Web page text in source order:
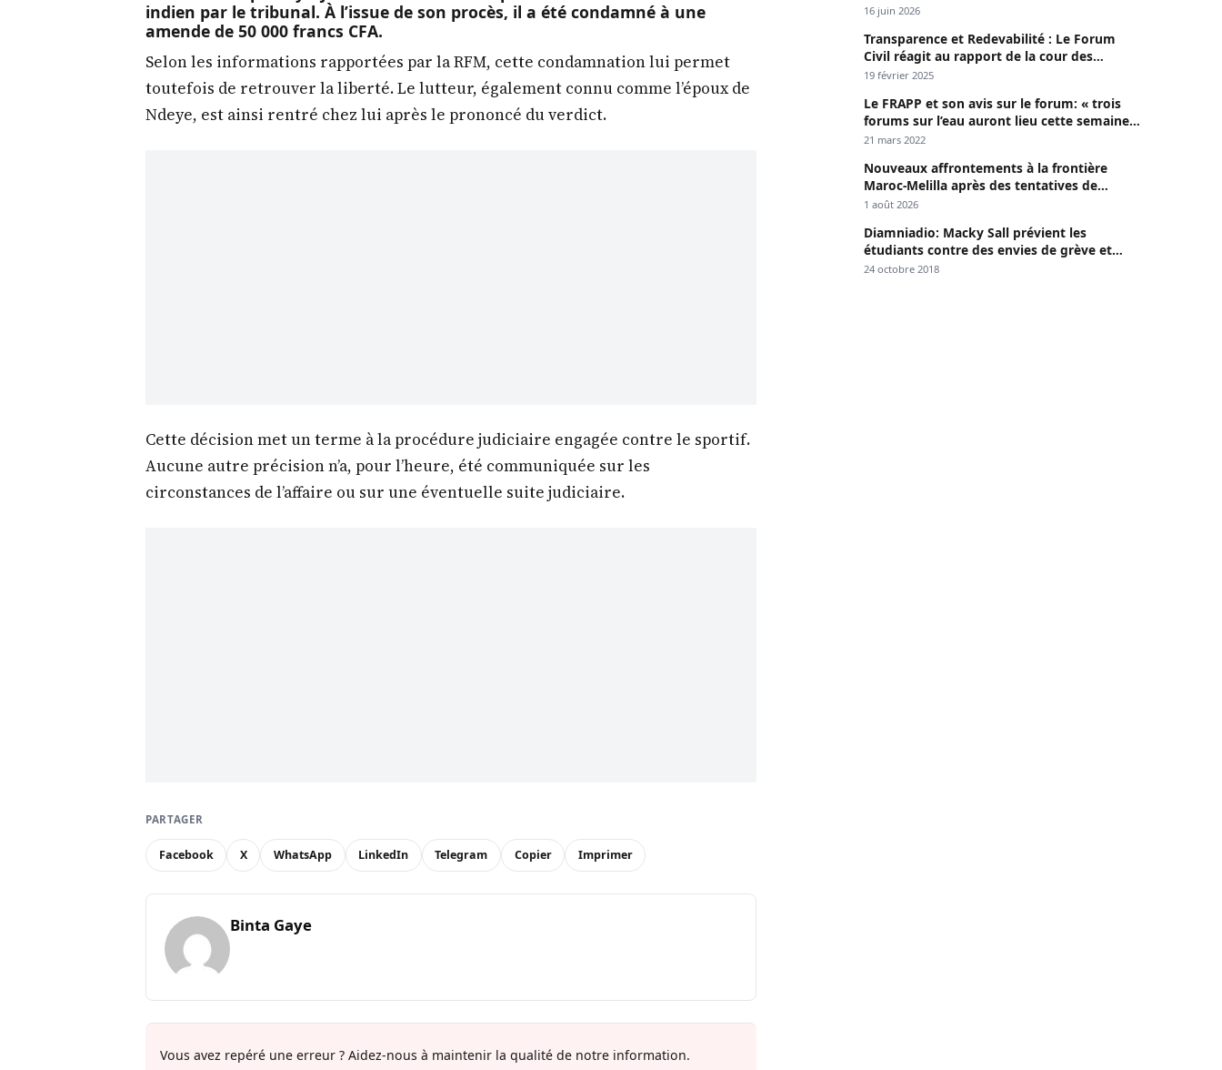
indien par le tribunal. À l’issue de son procès, il a été condamné à une
amende de 50 000 francs CFA.
Selon les informations rapportées par la RFM, cette condamnation lui permet
toutefois de retrouver la liberté. Le lutteur, également connu comme l’époux de
Ndeye, est ainsi rentré chez lui après le prononcé du verdict.
Cette décision met un terme à la procédure judiciaire engagée contre le sportif.
Aucune autre précision n’a, pour l’heure, été communiquée sur les
circonstances de l’affaire ou sur une éventuelle suite judiciaire.
PARTAGER
Facebook X WhatsApp LinkedIn Telegram Copier Imprimer
Binta Gaye
Vous avez repéré une erreur ? Aidez-nous à maintenir la qualité de notre information.
Keur Massar ; l’un avoue avoir propagé le
16 juin 2026
Transparence et Redevabilité : Le Forum
Civil réagit au rapport de la cour des
comptes
19 février 2025
Le FRAPP et son avis sur le forum: « trois
forums sur l’eau auront lieu cette semaine à
Dakar »
21 mars 2022
Nouveaux affrontements à la frontière
Maroc-Melilla après des tentatives de
passage
1 août 2026
Diamniadio: Macky Sall prévient les
étudiants contre des envies de grève et
menace
24 octobre 2018